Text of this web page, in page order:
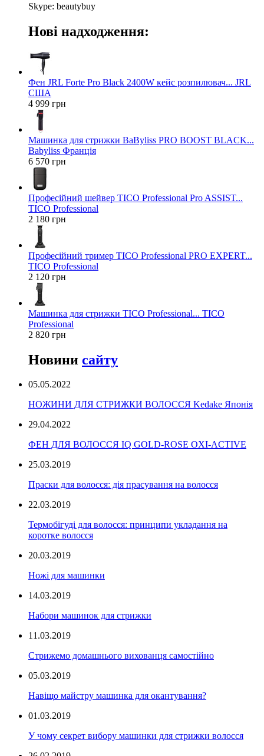
Skype: beautybuy
Нові надходження:
Фен JRL Forte Pro Black 2400W кейс розпилювач... JRL
США
4 999 грн
Машинка для стрижки BaByliss PRO BOOST BLACK...
Babyliss Франція
6 570 грн
Професійний шейвер TICO Professional Pro ASSIST...
TICO Professional
2 180 грн
Професійний тример TICO Professional PRO EXPERT...
TICO Professional
2 120 грн
Машинка для стрижки TICO Professional... TICO
Professional
2 820 грн
Новини сайту
05.05.2022
НОЖИНИ ДЛЯ СТРИЖКИ ВОЛОССЯ Kedake Японія
29.04.2022
ФЕН ДЛЯ ВОЛОССЯ IQ GOLD-ROSE OXI-ACTIVE
25.03.2019
Праски для волосся: дія прасування на волосся
22.03.2019
Термобігуді для волосся: принципи укладання на
коротке волосся
20.03.2019
Ножі для машинки
14.03.2019
Набори машинок для стрижки
11.03.2019
Стрижемо домашнього вихованця самостійно
05.03.2019
Навіщо майстру машинка для окантування?
01.03.2019
У чому секрет вибору машинки для стрижки волосся